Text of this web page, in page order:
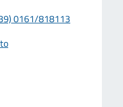
0161/818113